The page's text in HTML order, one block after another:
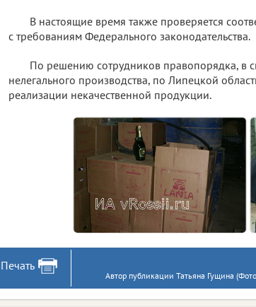
В настоящие время также проверяется
с требованиям Федерального законодательства.
По решению сотрудников правопорядка, в
нелегального производства, по Липецкой
реализации некачественной продукции.
Печать
Автор публикации Татьяна Гущина